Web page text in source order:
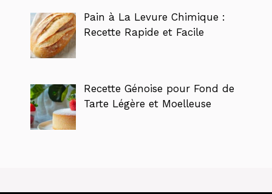
Pain à La Levure Chimique :
Recette Rapide et Facile
Recette Génoise pour Fond de
Tarte Légère et Moelleuse